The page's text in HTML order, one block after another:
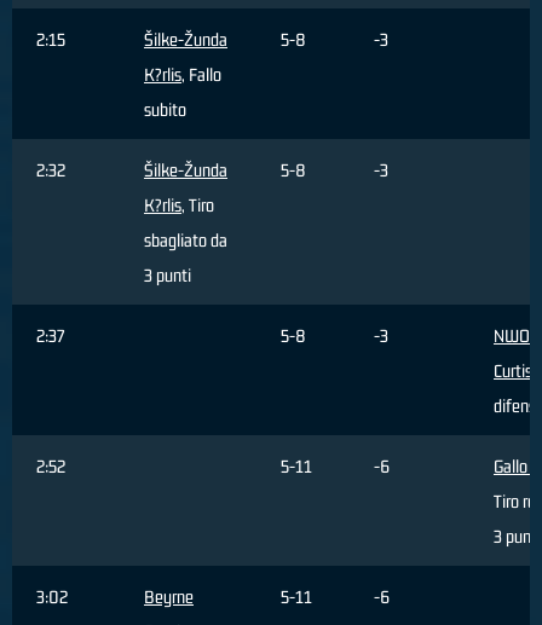
2:15
Šilke-Žunda
K?rlis, Fallo
subito
5-8 -3
2:32
Šilke-Žunda
K?rlis, Tiro
sbagliato da
3 punti
5-8 -3
2:37 5-8 -3
Curtis
2:52 5-11 -6
Gallo
Tiro
3 punti
3:02
Beyrne
5-11 -6